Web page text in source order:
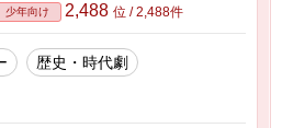
少年向け 2,488 位 / 2,488件
歴史・時代劇